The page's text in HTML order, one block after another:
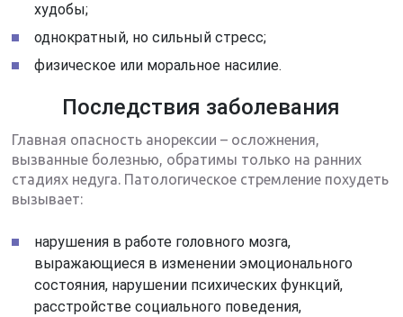
худобы;
однократный, но сильный стресс;
физическое или моральное насилие.
Последствия заболевания
Главная опасность анорексии – осложнения,
вызванные болезнью, обратимы только на ранних
стадиях недуга. Патологическое стремление похудеть
вызывает:
нарушения в работе головного мозга,
выражающиеся в изменении эмоционального
состояния, нарушении психических функций,
расстройстве социального поведения,